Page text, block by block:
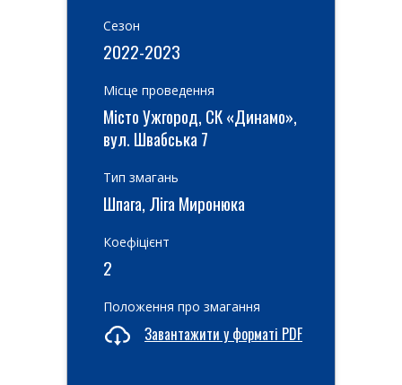
Cезон
2022-2023
Місце проведення
Місто Ужгород, СК «Динамо»,
вул. Швабська 7
Тип змагань
Шпага, Ліга Миронюка
Коефіцієнт
2
Положення про змагання
Завантажити у форматі PDF